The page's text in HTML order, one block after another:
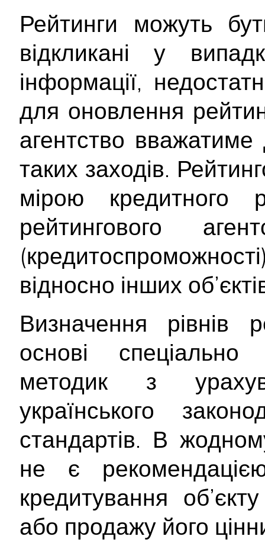
Рейтинги можуть
відкликані у
інформації,
для оновлення
агентство вважатиме
таких заходів.
мірою
рейтингового
відносно інших
Визначення рівнів
основі спеціально
методик з
українського
стандартів. В
не є
кредитування
або продажу його